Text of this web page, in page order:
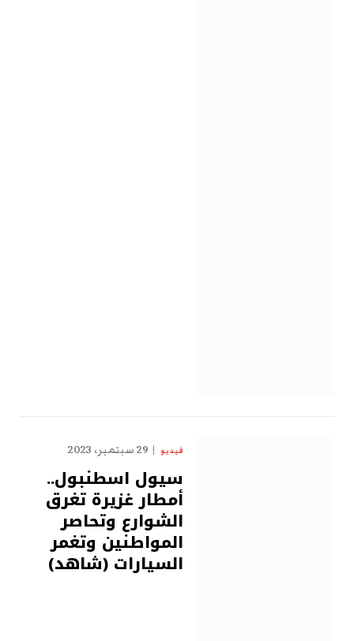
فيديو 29 سبتمبر، 2023
سيول اسطنبول..
أمطار غزيرة تغرق
الشوارع وتحاصر
المواطنين وتغمر
السيارات (شاهد)